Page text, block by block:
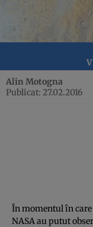
Alin Motogna
Publicat: 27.02.2016
În momentul în
NASA au putut